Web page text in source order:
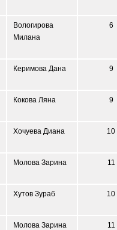
Вологирова
Милана
6
Керимова Дана 9
Кокова Ляна 9
Хочуева Диана 10
Молова Зарина 11
Хутов Зураб 10
Молова Зарина 11